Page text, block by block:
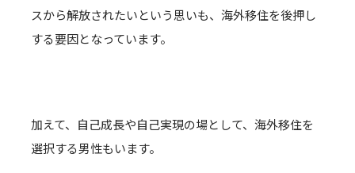
スから解放されたいという思いも、海外移住を後押し
する要因となっています。
加えて、自己成長や自己実現の場として、海外移住を
選択する男性もいます。